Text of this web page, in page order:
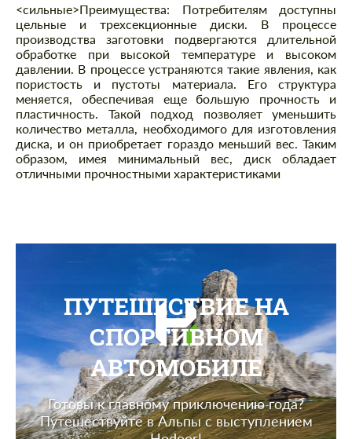
<сильные>Преимущества: Потребителям доступны
цельные и трехсекционные диски. В процессе
производства заготовки подвергаются длительной
обработке при высокой температуре и высоком
давлении. В процессе устраняются такие явления, как
пористость и пустоты материала. Его структура
меняется, обеспечивая еще большую прочность и
пластичность. Такой подход позволяет уменьшить
количество металла, необходимого для изготовления
диска, и он приобретает гораздо меньший вес. Таким
образом, имея минимальный вес, диск обладает
отличными прочностными характеристиками
ПУТЕШЕСТВИЕ НА
СПОРТИВНОМ
АВТОМОБИЛЕ
Готовы к главному приключению года?
Путешествуйте в Альпы с выступлением